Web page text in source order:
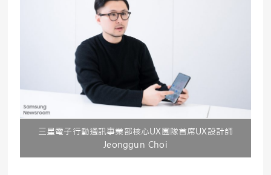
三星電子行動通訊事業部核心UX團隊首席UX設計師
Jeonggun Choi